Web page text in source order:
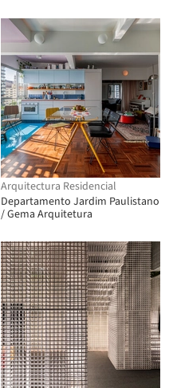
Arquitectura Residencial
Departamento Jardim Paulistano
/ Gema Arquitetura